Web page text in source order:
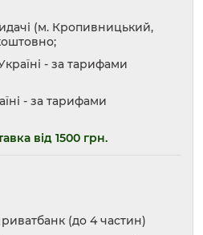
(м. Кропивницький,
- за тарифами
- за тарифами
від 1500 грн.
(до 4 частин)